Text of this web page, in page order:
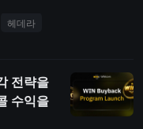
구 메커니즘에 의해 지
헤데라
전략을
수익을